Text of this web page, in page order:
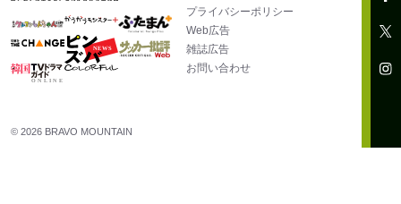
プライバシーポリシー
Web広告
雑誌広告
お問い合わせ
© 2026 BRAVO MOUNTAIN